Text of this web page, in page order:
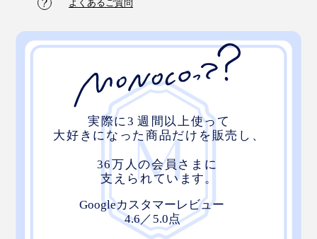
汚れたらそのまま洗濯もOK！長く使っていただくため
に、30℃くらいのお湯で手洗いがおすすめです。
洗剤を使って洗う際はよくすすぎ、完全に自然乾燥させ
てからお使いください。
ベルギーの『INATURA（イナチュラ）』社によって、
25年以上に渡ってISO-9001
を受けた自社工場で丁
寧に製造されている「チェリーストーンピロー」は、ギ
フトにもぴったり。
よくあるご質問